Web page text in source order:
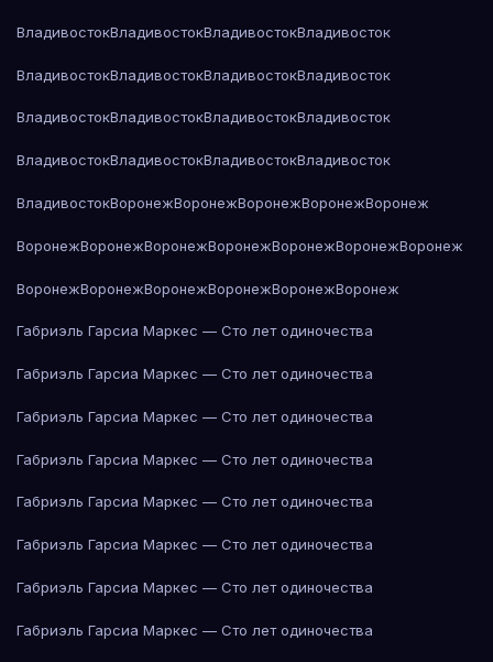
ВладивостокВладивостокВладивостокВладивосток
ВладивостокВладивостокВладивостокВладивосток
ВладивостокВладивостокВладивостокВладивосток
ВладивостокВладивостокВладивостокВладивосток
ВладивостокВоронежВоронежВоронежВоронежВоронеж
ВоронежВоронежВоронежВоронежВоронежВоронежВоронеж
ВоронежВоронежВоронежВоронежВоронежВоронеж
Габриэль Гарсиа Маркес — Сто лет одиночества
Габриэль Гарсиа Маркес — Сто лет одиночества
Габриэль Гарсиа Маркес — Сто лет одиночества
Габриэль Гарсиа Маркес — Сто лет одиночества
Габриэль Гарсиа Маркес — Сто лет одиночества
Габриэль Гарсиа Маркес — Сто лет одиночества
Габриэль Гарсиа Маркес — Сто лет одиночества
Габриэль Гарсиа Маркес — Сто лет одиночества